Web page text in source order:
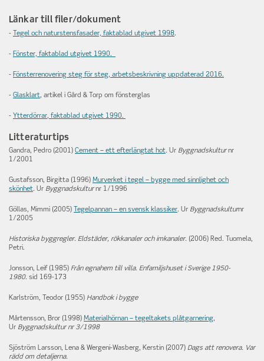
Länkar till filer/dokument
- Tegel och naturstensfasader, faktablad utgivet 1998.
- Fönster, faktablad utgivet 1990.
- Fönsterrenovering steg för steg, arbetsbeskrivning uppdaterad 2016.
- Glasklart, artikel i Gård & Torp om fönsterglas
- Ytterdörrar, faktablad utgivet 1990.
Litteraturtips
Gandra, Pedro (2001) Cement – ett efterlängtat hot. Ur Byggnadskulturnr
1/2001
Gustafsson, Birgitta (1996) Murverket i tegel – bygge med sinnlighet och
skönhet. Ur Byggnadskulturnr 1/1996
Göllas, Mimmi (2005) Tegelpannan – en svensk klassiker. Ur Byggnadskulturnr
1/2005
Historiska byggregler. Eldstäder, rökkanaler och imkanaler. (2006) Red. Tuomela,
Petri.
Jonsson, Leif (1985) Från egnahem till villa. Enfamiljshuset i Sverige 1950-
1980. sid 169-173
Karlström, Teodor (1955) Handbok i bygge
Mårtensson, Bror (1998) Materialhörnan – tegeltakets plåtgarnering,
Ur Byggnadskulturnr 3/1998
Sjöström Larsson, Lena & Wergeni-Wasberg, Kerstin (2007) Dags att renovera. Var
rädd om detaljerna.